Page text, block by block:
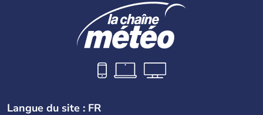
Langue du site : FR